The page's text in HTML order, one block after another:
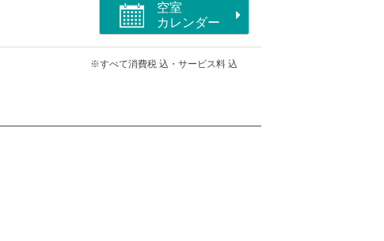
空室
カレンダー
※すべて消費税 込・サービス料 込